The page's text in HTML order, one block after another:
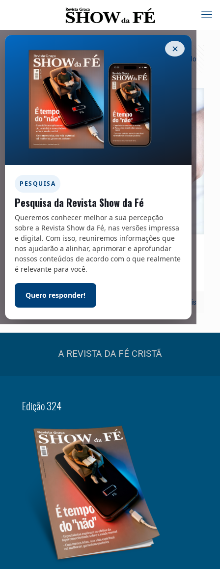
✕
PESQUISA
Pesquisa da Revista Show da Fé
Queremos conhecer melhor a sua percepção
sobre a Revista Show da Fé, nas versões impressa
e digital. Com isso, reuniremos informações que
nos ajudarão a alinhar, aprimorar e aprofundar
nossos conteúdos de acordo com o que realmente
é relevante para você.
Quero responder!
Categorias Tags Exibir tudo
01/04/2022
Comportamento
Leia mais
A REVISTA DA FÉ CRISTÃ
Edição 324